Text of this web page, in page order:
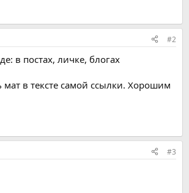
#2
в постах, личке, блогах
в тексте самой ссылки. Хорошим
#3